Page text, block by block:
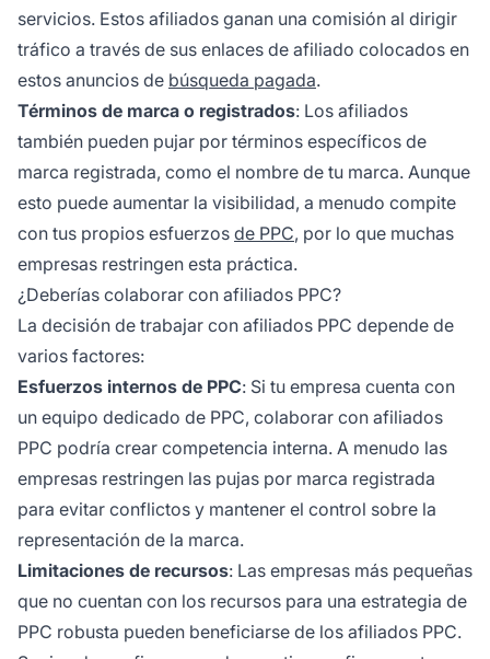
servicios. Estos afiliados ganan una comisión al dirigir
tráfico a través de sus enlaces de afiliado colocados en
estos anuncios de búsqueda pagada.
Términos de marca o registrados: Los afiliados
también pueden pujar por términos específicos de
marca registrada, como el nombre de tu marca. Aunque
esto puede aumentar la visibilidad, a menudo compite
con tus propios esfuerzos de PPC, por lo que muchas
empresas restringen esta práctica.
¿Deberías colaborar con afiliados PPC?
La decisión de trabajar con afiliados PPC depende de
varios factores:
Esfuerzos internos de PPC: Si tu empresa cuenta con
un equipo dedicado de PPC, colaborar con afiliados
PPC podría crear competencia interna. A menudo las
empresas restringen las pujas por marca registrada
para evitar conflictos y mantener el control sobre la
representación de la marca.
Limitaciones de recursos: Las empresas más pequeñas
que no cuentan con los recursos para una estrategia de
PPC robusta pueden beneficiarse de los afiliados PPC.